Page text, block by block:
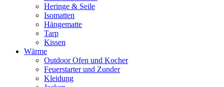
Heringe & Seile
Isomatten
Hängematte
Tarp
Kissen
Wärme
Outdoor Ofen und Kocher
Feuerstarter und Zunder
Kleidung